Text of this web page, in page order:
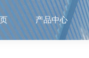
产品中心